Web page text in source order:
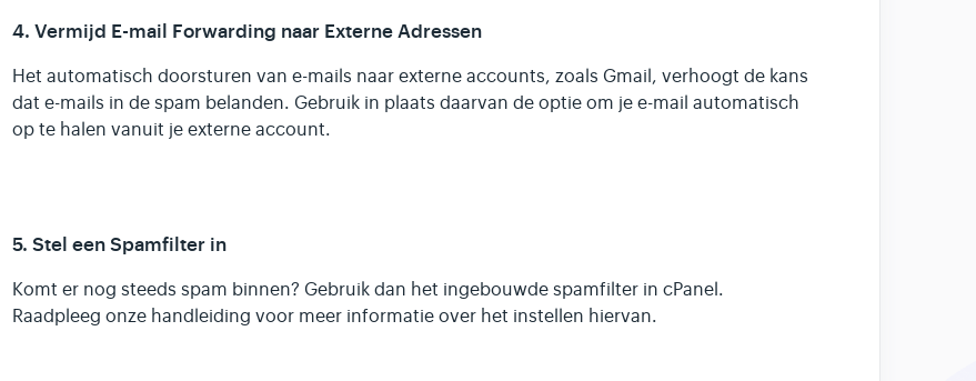
4. Vermijd E-mail Forwarding naar Externe Adressen
Het automatisch doorsturen van e-mails naar externe accounts, zoals Gmail, verhoogt de kans
dat e-mails in de spam belanden. Gebruik in plaats daarvan de optie om je e-mail automatisch
op te halen vanuit je externe account.
5. Stel een Spamfilter in
Komt er nog steeds spam binnen? Gebruik dan het ingebouwde spamfilter in cPanel.
Raadpleeg onze handleiding voor meer informatie over het instellen hiervan.